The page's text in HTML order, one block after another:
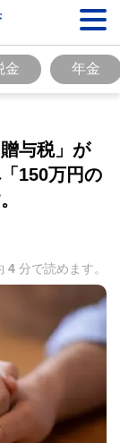
金 年金
与税」が
150万円の
4 分で読めます。